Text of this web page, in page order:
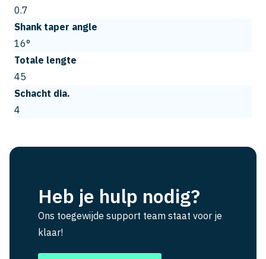
0.7
Shank taper angle
16°
Totale lengte
45
Schacht dia.
4
Heb je hulp nodig?
Ons toegewijde support team staat voor je
klaar!